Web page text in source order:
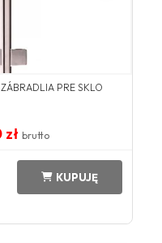
PRE SKLO
brutto
KUPUJĘ